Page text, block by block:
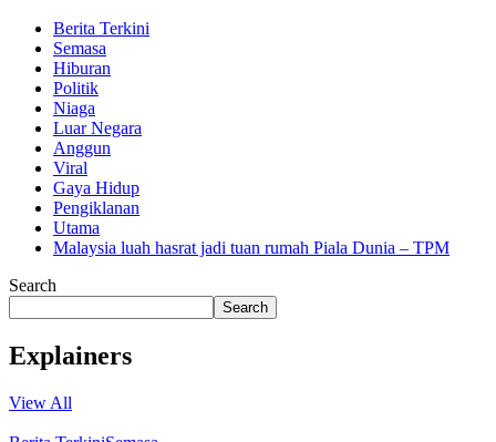
Berita Terkini
Semasa
Hiburan
Politik
Niaga
Luar Negara
Anggun
Viral
Gaya Hidup
Pengiklanan
Utama
Malaysia luah hasrat jadi tuan rumah Piala Dunia – TPM
Search
Search
Explainers
View All